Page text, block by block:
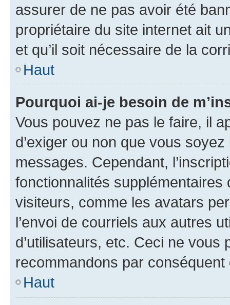
assurer de ne pas avoir été
propriétaire du site internet ait
et qu’il soit nécessaire de la
Haut
Pourquoi ai-je besoin de
Vous pouvez ne pas le faire, il
d’exiger ou non que vous
messages. Cependant,
fonctionnalités
visiteurs, comme les avatars
l’envoi de courriels aux autres
d’utilisateurs, etc. Ceci ne vous
recommandons par conséquent
Haut